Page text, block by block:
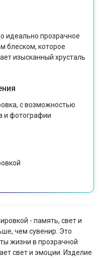
идеально прозрачное
блеском, которое
изысканный хрусталь
с возможностью
и фотографии
- память, свет и
чем сувенир. Это
жизни в прозрачной
свет и эмоции. Изделие